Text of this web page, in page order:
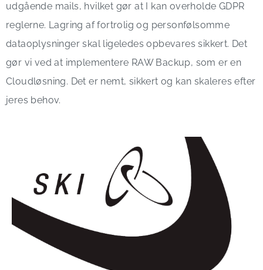
udgående mails, hvilket gør at I kan overholde GDPR
reglerne. Lagring af fortrolig og personfølsomme
dataoplysninger skal ligeledes opbevares sikkert. Det
gør vi ved at implementere RAW Backup, som er en
Cloudløsning. Det er nemt, sikkert og kan skaleres efter
jeres behov.